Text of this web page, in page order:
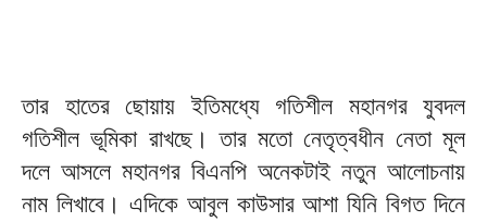
তার হাতের ছোয়ায় ইতিমধ্যে গতিশীল মহানগর যুবদল
গতিশীল ভূমিকা রাখছে। তার মতো নেতৃত্বধীন নেতা মূল
দলে আসলে মহানগর বিএনপি অনেকটাই নতুন আলোচনায়
নাম লিখাবে। এদিকে আবুল কাউসার আশা যিনি বিগত দিনে